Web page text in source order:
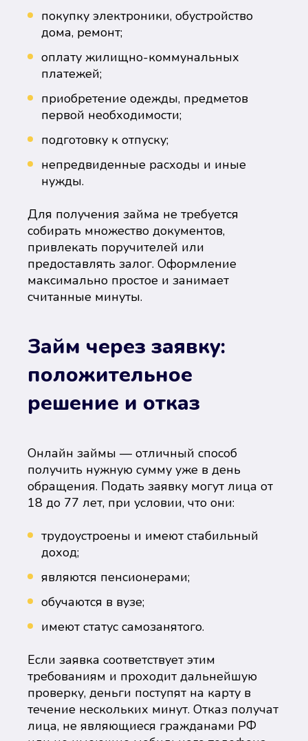
покупку электроники, обустройство
дома, ремонт;
оплату жилищно-коммунальных
платежей;
приобретение одежды, предметов
первой необходимости;
подготовку к отпуску;
непредвиденные расходы и иные
нужды.
Для получения займа не требуется
собирать множество документов,
привлекать поручителей или
предоставлять залог. Оформление
максимально простое и занимает
считанные минуты.
Займ через заявку:
положительное
решение и отказ
Онлайн займы — отличный способ
получить нужную сумму уже в день
обращения. Подать заявку могут лица от
18 до 77 лет, при условии, что они:
трудоустроены и имеют стабильный
доход;
являются пенсионерами;
обучаются в вузе;
имеют статус самозанятого.
Если заявка соответствует этим
требованиям и проходит дальнейшую
проверку, деньги поступят на карту в
течение нескольких минут. Отказ получат
лица, не являющиеся гражданами РФ